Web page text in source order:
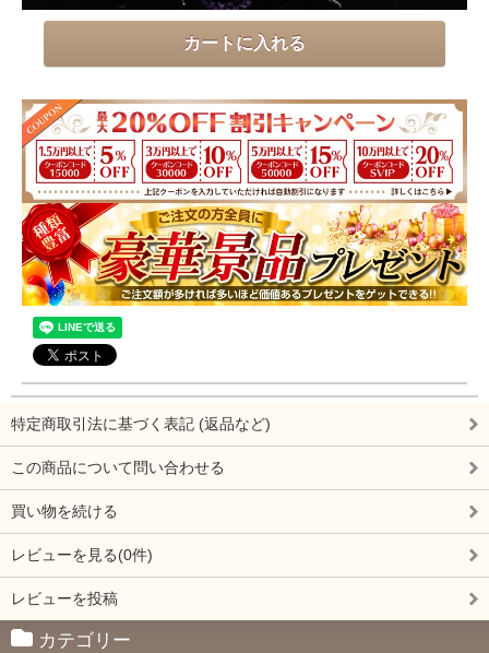
特定商取引法に基づく表記 (返品など)
この商品について問い合わせる
買い物を続ける
レビューを見る(0件)
レビューを投稿
カテゴリー